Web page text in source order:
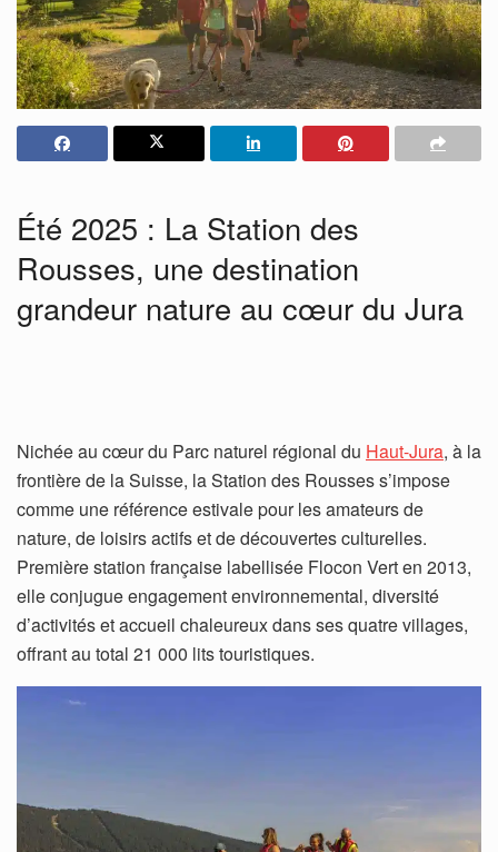
Été 2025 : La Station des
Rousses, une destination
grandeur nature au cœur du Jura
Nichée au cœur du Parc naturel régional du Haut-Jura, à la
frontière de la Suisse, la Station des Rousses s’impose
comme une référence estivale pour les amateurs de
nature, de loisirs actifs et de découvertes culturelles.
Première station française labellisée Flocon Vert en 2013,
elle conjugue engagement environnemental, diversité
d’activités et accueil chaleureux dans ses quatre villages,
offrant au total 21 000 lits touristiques.